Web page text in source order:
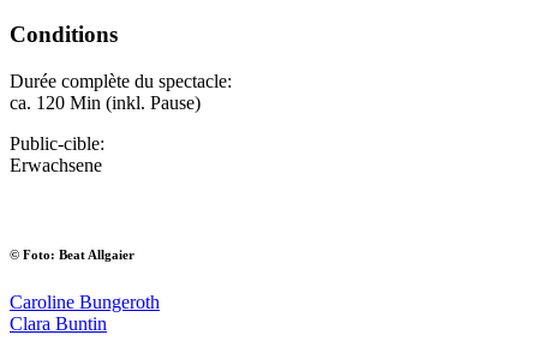
Conditions
Durée complète du spectacle:
ca. 120 Min (inkl. Pause)
Public-cible:
Erwachsene
© Foto: Beat Allgaier
Caroline Bungeroth
Clara Buntin